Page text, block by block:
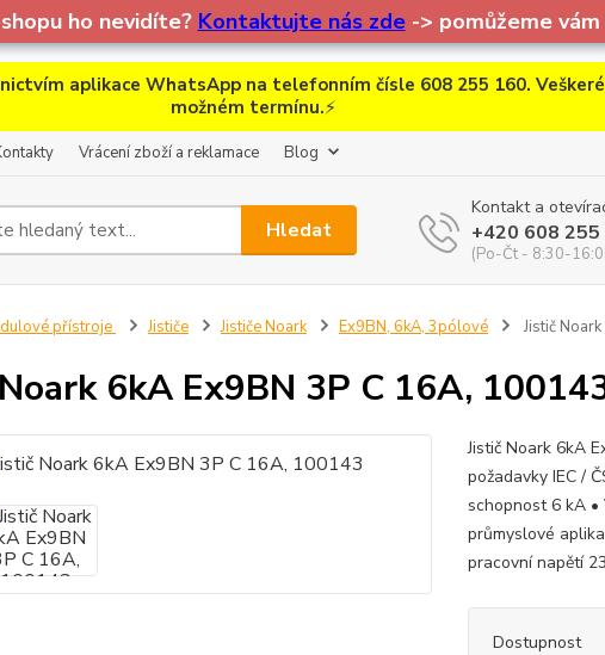
ho nevidíte? Kontaktujte nás zde-> pomůžeme vám
aplikace WhatsApp na telefonním čísle 608 255 160.
možném termínu.⚡
Vrácení zboží a reklamace Blog
Hledat
Kontakt a
+420 608 255
(Po-Čt - 8:30-
přístroje Jističe Jističe Noark Ex9BN, 6kA, 3pólové Jistič
6kA Ex9BN 3P C 16A,
Jistič Noark 6kA
požadavky IEC /
schopnost 6 kA
průmyslové
pracovní napětí
Dostupnost